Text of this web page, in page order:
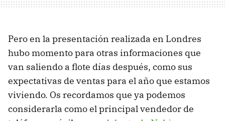
Pero en la presentación realizada en Londres
hubo momento para otras informaciones que
van saliendo a flote días después, como sus
expectativas de ventas para el año que estamos
viviendo. Os recordamos que ya podemos
considerarla como el principal vendedor de